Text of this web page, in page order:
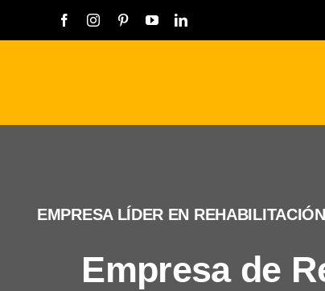
al
EMPRESA LÍDER EN
Empresa de